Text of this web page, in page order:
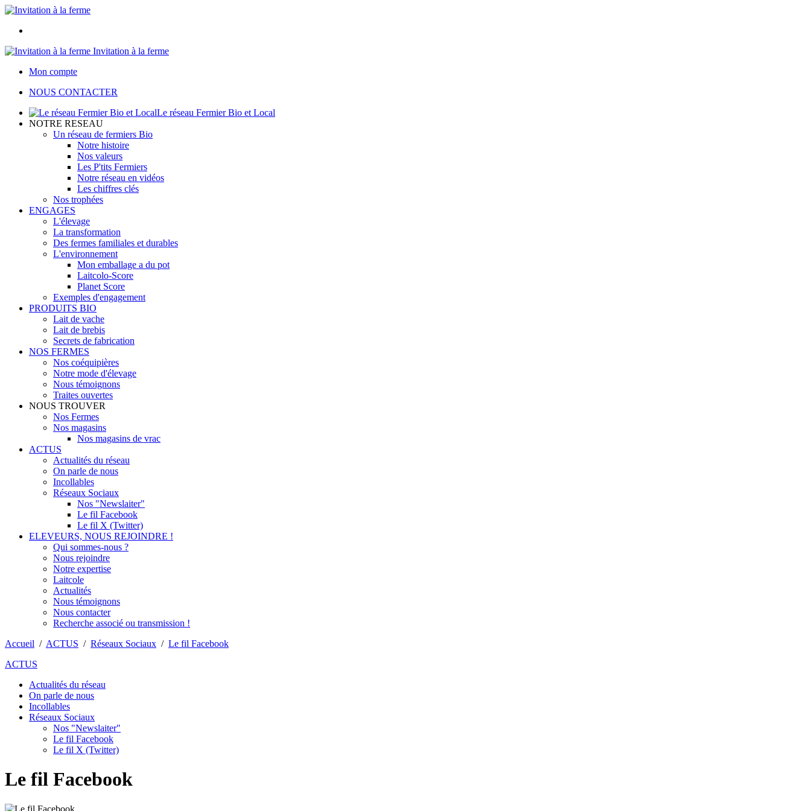
Invitation à la ferme
Mon compte
NOUS CONTACTER
Le réseau Fermier Bio et Local
NOTRE RESEAU
Un réseau de fermiers Bio
Notre histoire
Nos valeurs
Les P'tits Fermiers
Notre réseau en vidéos
Les chiffres clés
Nos trophées
ENGAGES
L'élevage
La transformation
Des fermes familiales et durables
L'environnement
Mon emballage a du pot
Laitcolo-Score
Planet Score
Exemples d'engagement
PRODUITS BIO
Lait de vache
Lait de brebis
Secrets de fabrication
NOS FERMES
Nos coéquipières
Notre mode d'élevage
Nous témoignons
Traites ouvertes
NOUS TROUVER
Nos Fermes
Nos magasins
Nos magasins de vrac
ACTUS
Actualités du réseau
On parle de nous
Incollables
Réseaux Sociaux
Nos "Newslaiter"
Le fil Facebook
Le fil X (Twitter)
ELEVEURS, NOUS REJOINDRE !
Qui sommes-nous ?
Nous rejoindre
Notre expertise
Laitcole
Actualités
Nous témoignons
Nous contacter
Recherche associé ou transmission !
Accueil / ACTUS / Réseaux Sociaux / Le fil Facebook
ACTUS
Actualités du réseau
On parle de nous
Incollables
Réseaux Sociaux
Nos "Newslaiter"
Le fil Facebook
Le fil X (Twitter)
Le fil Facebook